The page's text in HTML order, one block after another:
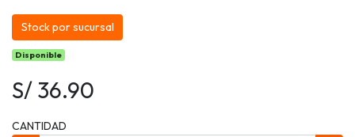
Stock por sucursal
Disponible
S/ 36.90
CANTIDAD